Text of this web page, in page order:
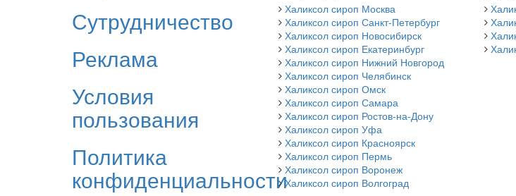
Сутрудничество
Реклама
Условия
пользования
Политика
конфиденциальности
Халиксол сироп Москва
Халиксол сироп Санкт-Петербург
Халиксол сироп Новосибирск
Халиксол сироп Екатеринбург
Халиксол сироп Нижний Новгород
Халиксол сироп Челябинск
Халиксол сироп Омск
Халиксол сироп Самара
Халиксол сироп Ростов-на-Дону
Халиксол сироп Уфа
Халиксол сироп Красноярск
Халиксол сироп Пермь
Халиксол сироп Воронеж
Халиксол сироп Волгоград